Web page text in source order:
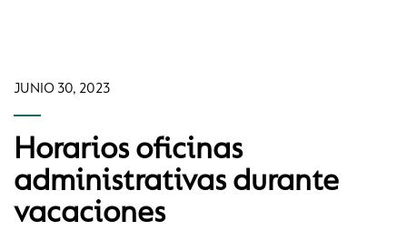
JUNIO 30, 2023
Horarios oficinas
administrativas durante
vacaciones